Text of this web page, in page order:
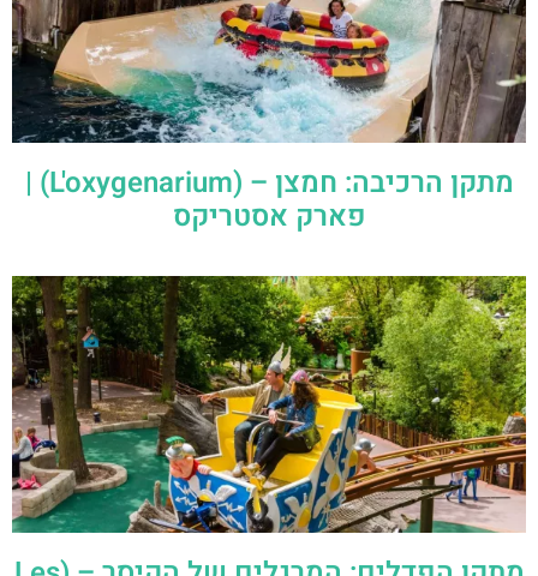
מתקן הרכיבה: חמצן – (L'oxygenarium) |
פארק אסטריקס